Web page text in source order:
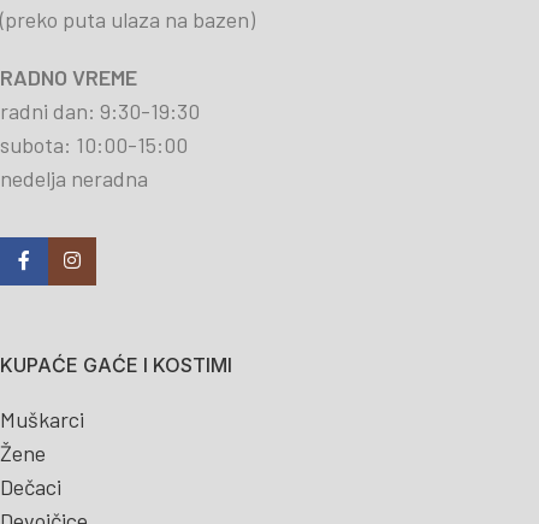
(preko puta ulaza na bazen)
RADNO VREME
radni dan: 9:30-19:30
subota: 10:00-15:00
nedelja neradna
KUPAĆE GAĆE I KOSTIMI
Muškarci
Žene
Dečaci